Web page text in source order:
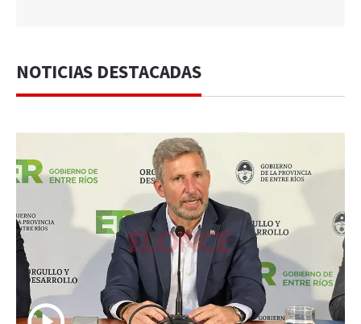
NOTICIAS DESTACADAS